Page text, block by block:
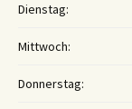
Dienstag:
Mittwoch:
Donnerstag: